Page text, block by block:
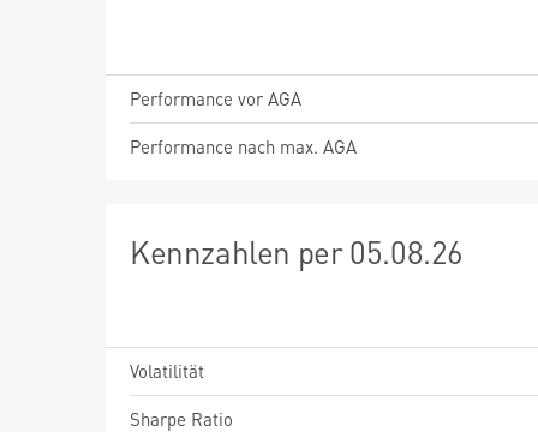
Performance vor AGA
Performance nach max. AGA
Kennzahlen per 05.08.26
Volatilität
Sharpe Ratio